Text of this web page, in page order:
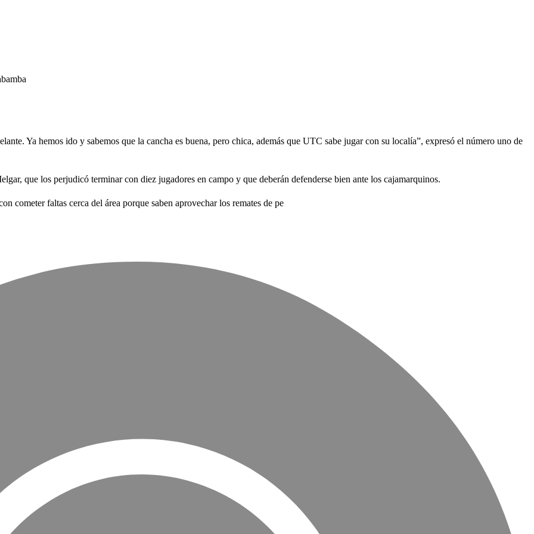
Ya hemos ido y sabemos que la cancha es buena, pero chica, además que UTC sabe jugar con su localía”, expresó el número uno de
que los perjudicó terminar con diez jugadores en campo y que deberán defenderse bien ante los cajamarquinos.
cometer faltas cerca del área porque saben aprovechar los remates de pe